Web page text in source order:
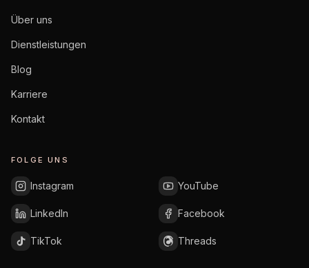
Über uns
Dienstleistungen
Blog
Karriere
Kontakt
FOLGE UNS
Instagram YouTube
LinkedIn Facebook
TikTok Threads